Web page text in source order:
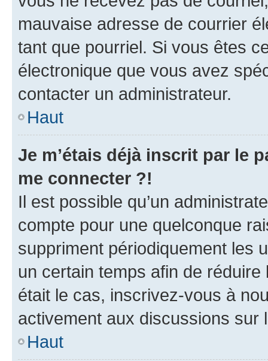
mauvaise adresse de courrier
tant que pourriel. Si vous êtes
électronique que vous avez
contacter un administrateur.
Haut
Je m’étais déjà inscrit par le
me connecter ?!
Il est possible qu’un
compte pour une quelconque
suppriment périodiquement les
un certain temps afin de
était le cas, inscrivez-vous à
activement aux discussions sur
Haut